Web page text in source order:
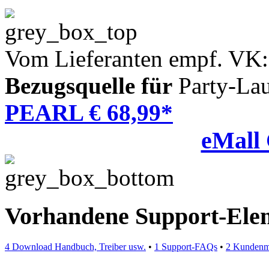
Vom Lieferanten empf.
Bezugsquelle für Party-
PEARL € 68,99*
eMall
Vorhandene Support-
4 Download Handbuch, Treiber usw. • 1 Support-FAQs • 2